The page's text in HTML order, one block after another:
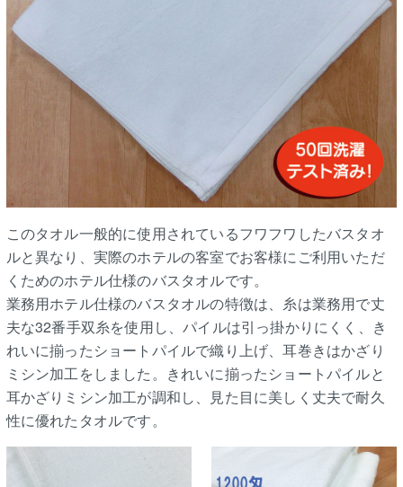
このタオル一般的に使用されているフワフワしたバスタオ
ルと異なり、実際のホテルの客室でお客様にご利用いただ
くためのホテル仕様のバスタオルです。
業務用ホテル仕様のバスタオルの特徴は、糸は業務用で丈
夫な32番手双糸を使用し、パイルは引っ掛かりにくく、き
れいに揃ったショートパイルで織り上げ、耳巻きはかざり
ミシン加工をしました。きれいに揃ったショートパイルと
耳かざりミシン加工が調和し、見た目に美しく丈夫で耐久
性に優れたタオルです。